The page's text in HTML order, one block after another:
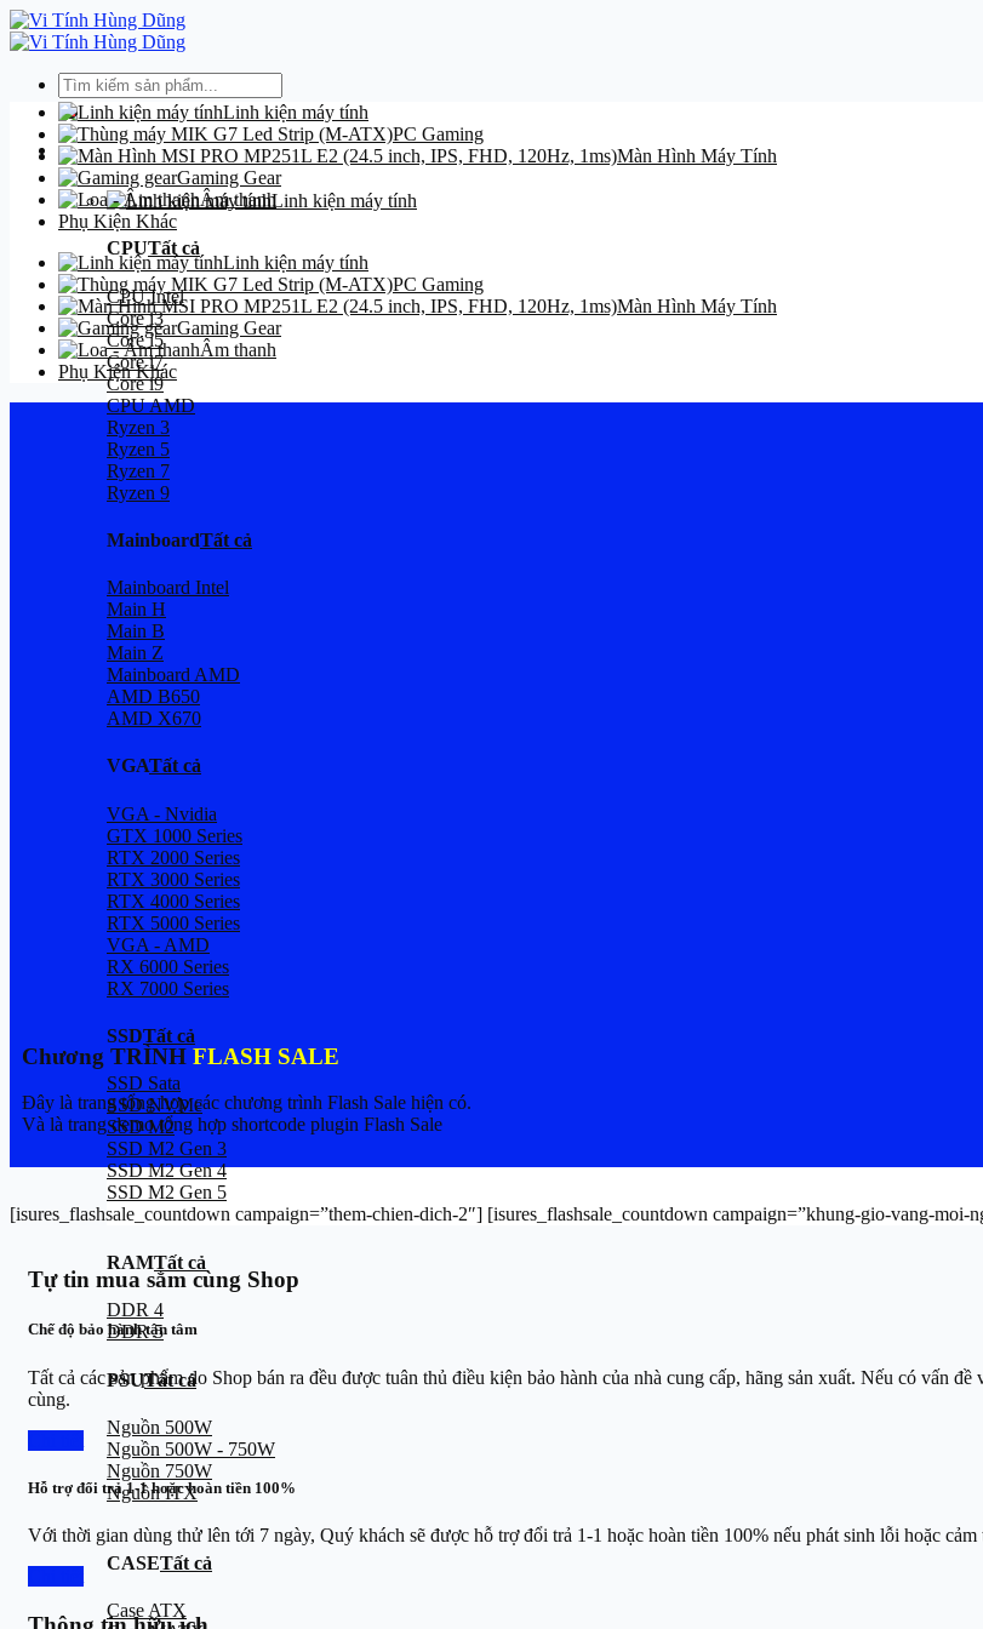
Bỏ
qua
dung
Tìm
kiếm:
Danh mục
Linh kiện máy tính
CPUTất cả
CPU Intel
Core i3
Core i5
Core i7
Core i9
CPU AMD
Ryzen 3
Ryzen 5
Ryzen 7
Ryzen 9
MainboardTất cả
Mainboard Intel
Main H
Main B
Main Z
Mainboard AMD
AMD B650
AMD X670
VGATất cả
VGA - Nvidia
GTX 1000 Series
RTX 2000 Series
RTX 3000 Series
RTX 4000 Series
RTX 5000 Series
VGA - AMD
RX 6000 Series
RX 7000 Series
SSDTất cả
SSD Sata
SSD NVMe
SSD M2
SSD M2 Gen 3
SSD M2 Gen 4
SSD M2 Gen 5
RAMTất cả
DDR 4
DDR 5
PSUTất cả
Nguồn 500W
Nguồn 500W - 750W
Nguồn 750W
Nguồn ITX
CASETất cả
Case ATX
Linh kiện máy tính
PC Gaming
Màn Hình Máy Tính
Gaming Gear
Âm thanh
Phụ Kiện Khác
Linh kiện máy tính
PC Gaming
Màn Hình Máy Tính
Gaming Gear
Âm thanh
Phụ Kiện Khác
Chương TRÌNH FLASH SALE
Đây là trang tổng hợp các chương trình Flash Sale hiện có.
Và là trang demo tổng hợp shortcode plugin Flash Sale
[isures_flashsale_countdown campaign=”them-chien-dich-2″] [isures_flashsale_countdown campaign=”khung-gio-vang-moi-
Tự tin mua sắm cùng Shop
Chế độ bảo hành tận tâm
Tất cả các sản phẩm do Shop bán ra đều được tuân thủ điều kiện bảo hành của nhà cung cấp, hãng sản xuất. Nếu có vấn
cùng.
Hỗ trợ đổi trả 1-1 hoặc hoàn tiền 100%
Với thời gian dùng thử lên tới 7 ngày, Quý khách sẽ được hỗ trợ đổi trả 1-1 hoặc hoàn tiền 100% nếu phát sinh lỗi hoặc